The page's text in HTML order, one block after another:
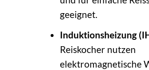
geeignet.
Induktionsheizung
Reiskocher nutzen
elektromagnetische